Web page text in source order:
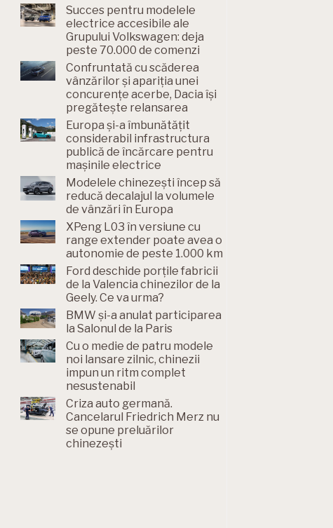
Succes pentru modelele
electrice accesibile ale
Grupului Volkswagen: deja
peste 70.000 de comenzi
Confruntată cu scăderea
vânzărilor și apariția unei
concurențe acerbe, Dacia își
pregătește relansarea
Europa și-a îmbunătățit
considerabil infrastructura
publică de încărcare pentru
mașinile electrice
Modelele chinezești încep să
reducă decalajul la volumele
de vânzări în Europa
XPeng L03 în versiune cu
range extender poate avea o
autonomie de peste 1.000 km
Ford deschide porțile fabricii
de la Valencia chinezilor de la
Geely. Ce va urma?
BMW și-a anulat participarea
la Salonul de la Paris
Cu o medie de patru modele
noi lansare zilnic, chinezii
impun un ritm complet
nesustenabil
Criza auto germană.
Cancelarul Friedrich Merz nu
se opune preluărilor
chinezești